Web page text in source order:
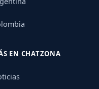
EN CHATZONA